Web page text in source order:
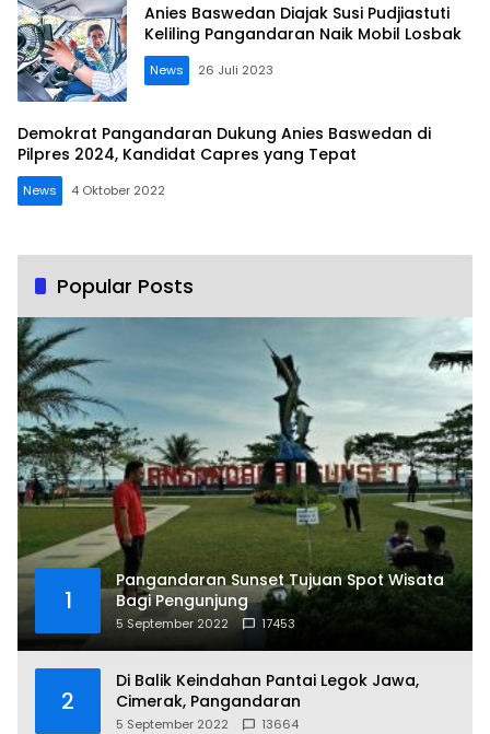
Anies Baswedan Diajak Susi Pudjiastuti
Keliling Pangandaran Naik Mobil Losbak
News 26 Juli 2023
Demokrat Pangandaran Dukung Anies Baswedan di
Pilpres 2024, Kandidat Capres yang Tepat
News 4 Oktober 2022
Popular Posts
1
Pangandaran Sunset Tujuan Spot Wisata
Bagi Pengunjung
5 September 2022 17453
2
Di Balik Keindahan Pantai Legok Jawa,
Cimerak, Pangandaran
5 September 2022 13664